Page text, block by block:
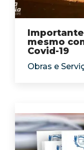
mesmo
Covid-19
Obras e